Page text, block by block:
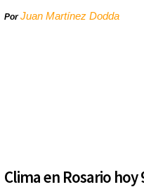
PorJuan Martínez Dodda
Clima en Rosario hoy